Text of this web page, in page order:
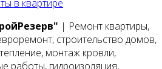
в квартире
| Ремонт квартиры,
строительство домов,
монтаж кровли,
работы, гидроизоляция,